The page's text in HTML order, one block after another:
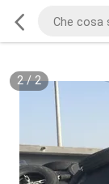
2/2